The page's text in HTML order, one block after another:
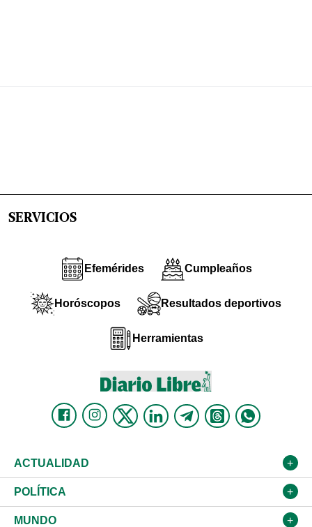
SERVICIOS
Efemérides Cumpleaños
Horóscopos Resultados deportivos
Herramientas
ACTUALIDAD
Nacional
Ciudad
POLÍTICA
Partidos
MUNDO